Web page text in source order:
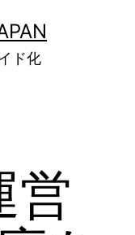
ド化
営